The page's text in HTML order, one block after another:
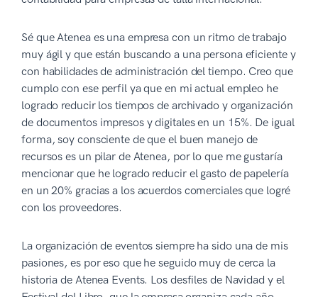
Sé que Atenea es una empresa con un ritmo de trabajo
muy ágil y que están buscando a una persona eficiente y
con habilidades de administración del tiempo. Creo que
cumplo con ese perfil ya que en mi actual empleo he
logrado reducir los tiempos de archivado y organización
de documentos impresos y digitales en un 15%. De igual
forma, soy consciente de que el buen manejo de
recursos es un pilar de Atenea, por lo que me gustaría
mencionar que he logrado reducir el gasto de papelería
en un 20% gracias a los acuerdos comerciales que logré
con los proveedores.
La organización de eventos siempre ha sido una de mis
pasiones, es por eso que he seguido muy de cerca la
historia de Atenea Events. Los desfiles de Navidad y el